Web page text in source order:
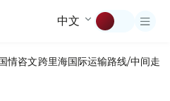
中文
情咨文跨里海国际运输路线/中间走廊